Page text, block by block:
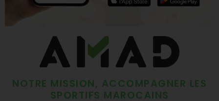
NOTRE MISSION, ACCOMPAGNER LES
SPORTIFS MAROCAINS